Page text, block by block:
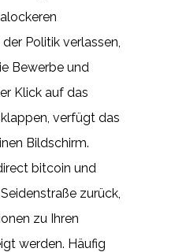
Politik verlassen,
Bewerbe und
Klick auf das
verfügt das
Bildschirm.
bitcoin und
zurück,
zu Ihren
werden. Häufig